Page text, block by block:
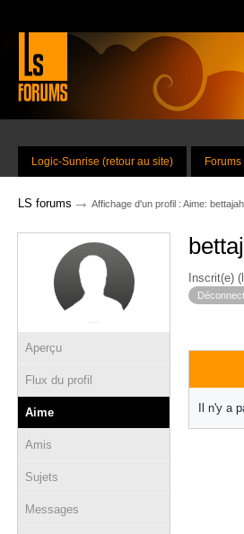
Logic-Sunrise (retour au site) Forums
LS forums → Affichage d'un profil : Aime: bettajah
Aperçu
Flux du profil
Aime
Amis
Sujets
Messages
Inscrit(e)
Il n'y a